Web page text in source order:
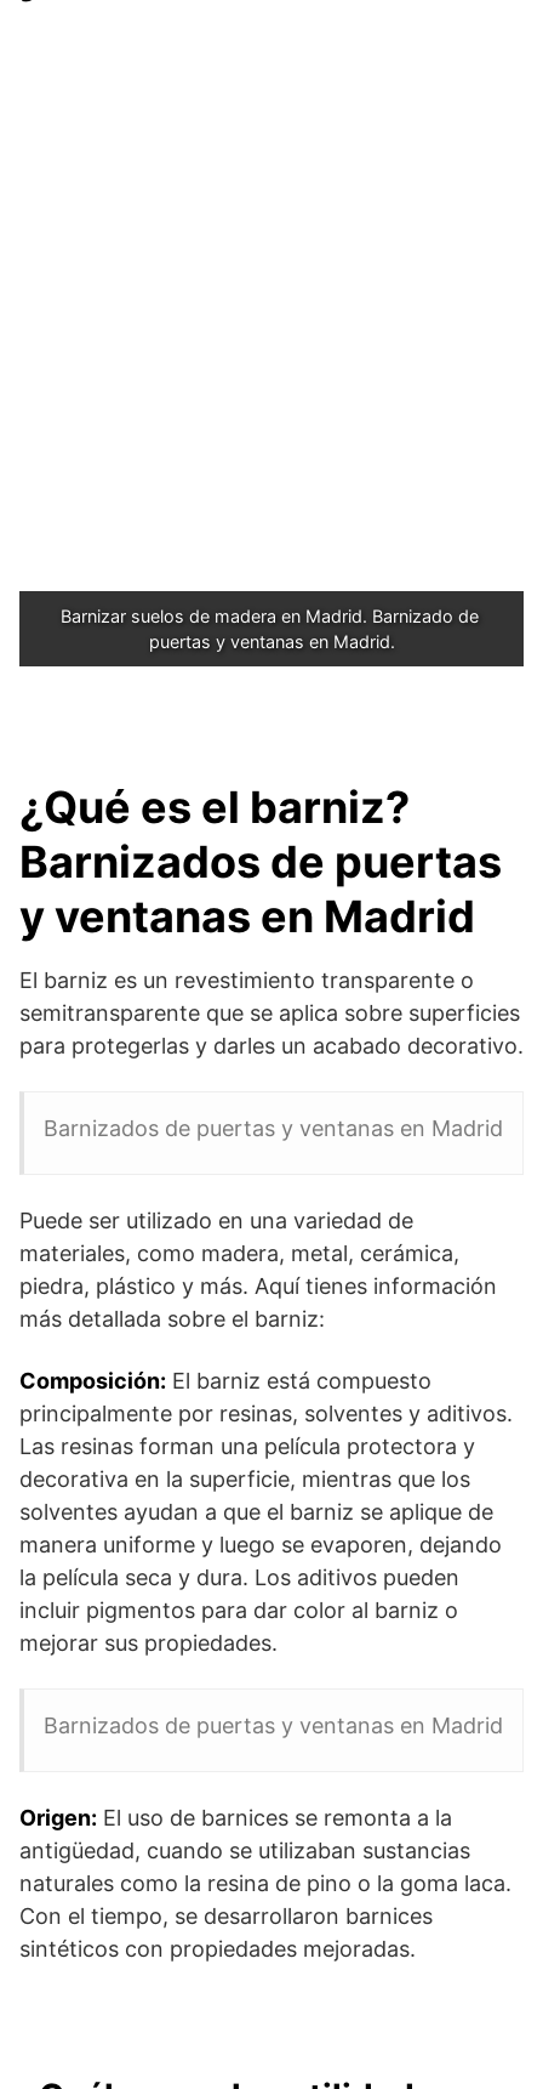
Barnizar suelos de madera en Madrid. Barnizado de
puertas y ventanas en Madrid.
¿Qué es el barniz?
Barnizados de puertas
y ventanas en Madrid
El barniz es un revestimiento transparente o
semitransparente que se aplica sobre superficies
para protegerlas y darles un acabado decorativo.
Barnizados de puertas y ventanas en Madrid
Puede ser utilizado en una variedad de
materiales, como madera, metal, cerámica,
piedra, plástico y más. Aquí tienes información
más detallada sobre el barniz:
Composición: El barniz está compuesto
principalmente por resinas, solventes y aditivos.
Las resinas forman una película protectora y
decorativa en la superficie, mientras que los
solventes ayudan a que el barniz se aplique de
manera uniforme y luego se evaporen, dejando
la película seca y dura. Los aditivos pueden
incluir pigmentos para dar color al barniz o
mejorar sus propiedades.
Barnizados de puertas y ventanas en Madrid
Origen: El uso de barnices se remonta a la
antigüedad, cuando se utilizaban sustancias
naturales como la resina de pino o la goma laca.
Con el tiempo, se desarrollaron barnices
sintéticos con propiedades mejoradas.